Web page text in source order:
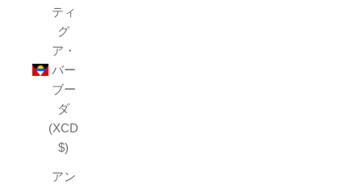
ティ
グ
ア・
バー
ブー
ダ
(XCD
$)
アン